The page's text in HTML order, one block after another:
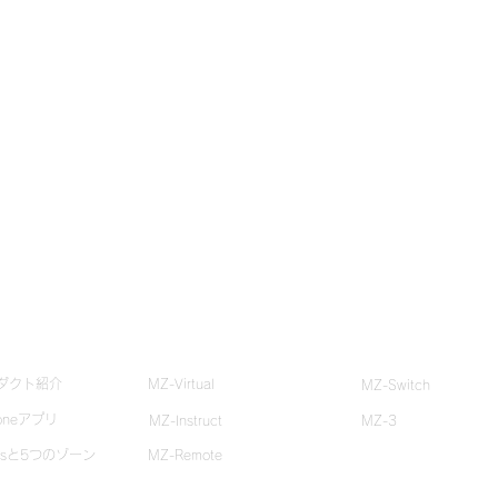
クト紹介
アプリ
と5つのゾーン
MZ-Virtual
MZ-Instruct
MZ-Remote
MZ-Switch
MZ-3